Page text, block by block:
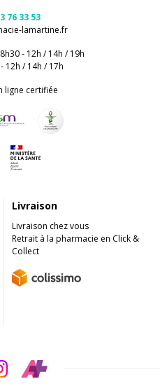
76 33 53
lamartine.fr
- 12h / 14h / 19h
12h / 14h / 17h
ligne certifiée
Livraison
Livraison chez vous
Retrait à la pharmacie en Click &
Collect